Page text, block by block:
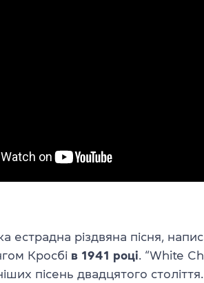
естрадна різдвяна пісня,
Кросбі в 1941 році. “White
пісень двадцятого століття.